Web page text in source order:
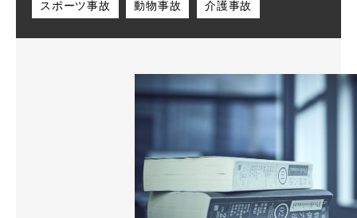
スポーツ事故 動物事故 介護事故